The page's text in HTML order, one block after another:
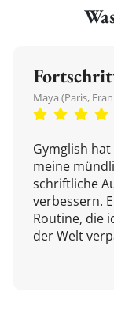
Maya (Paris,
Gymglish
meine
schriftliche
verbessern.
Routine, die
der Welt